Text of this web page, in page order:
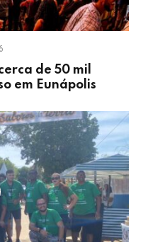
de 50 mil
em Eunápolis